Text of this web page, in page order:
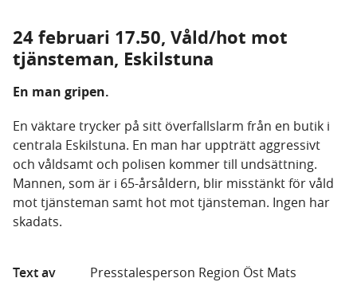
24 februari 17.50, Våld/hot mot
tjänsteman, Eskilstuna
En man gripen.
En väktare trycker på sitt överfallslarm från en butik i
centrala Eskilstuna. En man har uppträtt aggressivt
och våldsamt och polisen kommer till undsättning.
Mannen, som är i 65-årsåldern, blir misstänkt för våld
mot tjänsteman samt hot mot tjänsteman. Ingen har
skadats.
Text av
Presstalesperson Region Öst Mats